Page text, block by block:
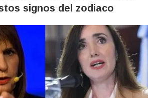
signos del zodiaco